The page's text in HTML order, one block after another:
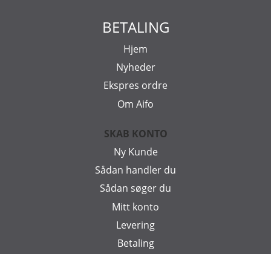
BETALING
Hjem
Nyheder
Ekspres ordre
Om Aifo
SKAB KONTO
Ny Kunde
Sådan handler du
Sådan søger du
Mitt konto
Levering
Betaling